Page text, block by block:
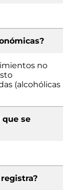
no
(alcohólicas
que se